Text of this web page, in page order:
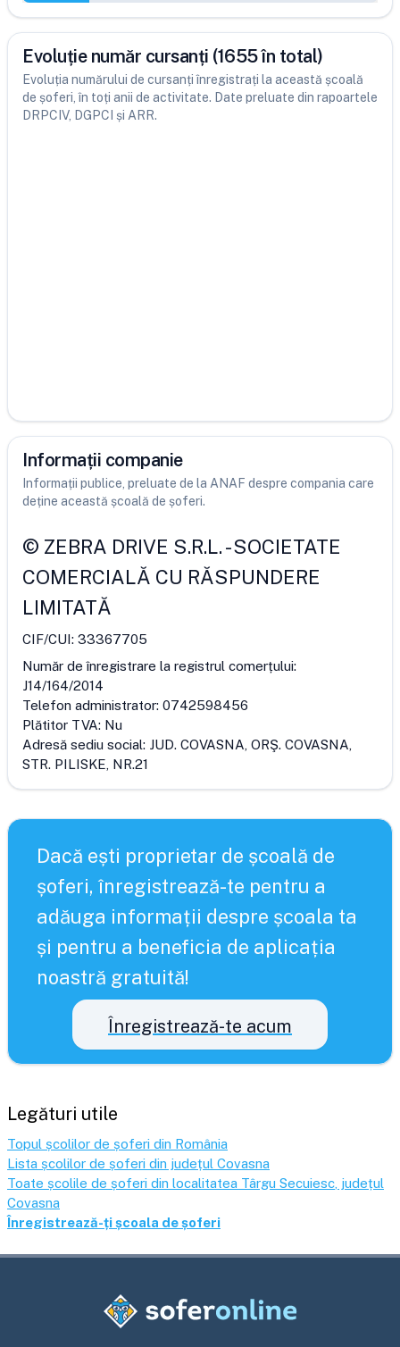
Evoluție număr cursanți (1655 în total)
Evoluția numărului de cursanți înregistrați la această școală
de șoferi, în toți anii de activitate. Date preluate din rapoartele
DRPCIV, DGPCI și ARR.
Informații companie
Informații publice, preluate de la ANAF despre compania care
deține această școală de șoferi.
© ZEBRA DRIVE S.R.L.-SOCIETATE
COMERCIALĂ CU RĂSPUNDERE
LIMITATĂ
CIF/CUI: 33367705
Număr de înregistrare la registrul comerțului:
J14/164/2014
Telefon administrator: 0742598456
Plătitor TVA: Nu
Adresă sediu social: JUD. COVASNA, ORŞ. COVASNA,
STR. PILISKE, NR.21
Dacă ești proprietar de școală de
șoferi, înregistrează-te pentru a
adăuga informații despre școala ta
și pentru a beneficia de aplicația
noastră gratuită!
Înregistrează-te acum
Legături utile
Topul școlilor de șoferi din România
Lista școlilor de șoferi din județul Covasna
Toate școlile de șoferi din localitatea Târgu Secuiesc , județul
Covasna
Înregistrează-ți școala de șoferi